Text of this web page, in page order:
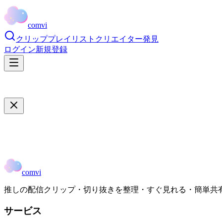
comvi
クリッププレイリスト クリエイター発見
ログイン新規登録
comvi
推しの配信クリップ・切り抜きを整理・すぐ見れる・簡単共
サービス